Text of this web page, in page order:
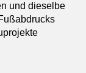
und dieselbe